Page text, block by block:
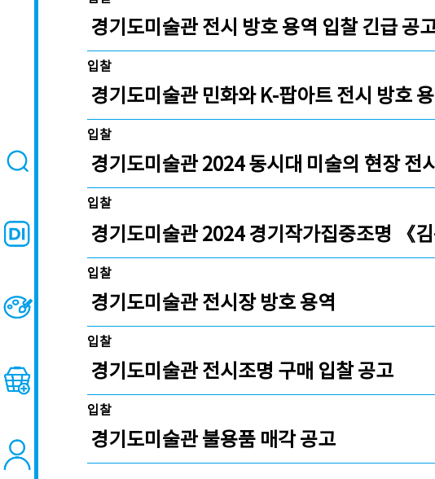
경기도미술관 전시 방호 용역 입찰 긴급 공
입찰
경기도미술관 민화와 K-팝아트 전시 방호 용
입찰
경기도미술관 2024 동시대 미술의 현장 전
입찰
경기도미술관 2024 경기작가집중조명 《
입찰
경기도미술관 전시장 방호 용역
입찰
경기도미술관 전시조명 구매 입찰 공고
입찰
경기도미술관 불용품 매각 공고